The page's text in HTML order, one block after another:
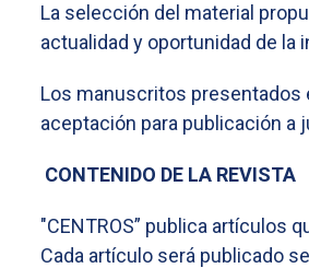
La selección del material
actualidad y oportunidad de la
Los manuscritos presentados
aceptación para publicación a
CONTENIDO DE LA REVISTA
"CENTROS” publica artículos
Cada artículo será publicado